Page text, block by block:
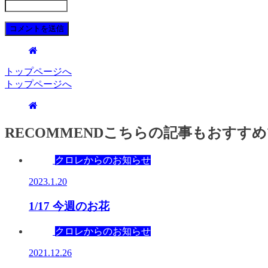
トップページへ
トップページへ
RECOMMENDこちらの記事もおすす
クロレからのお知らせ
2023.1.20
1/17 今週のお花
クロレからのお知らせ
2021.12.26